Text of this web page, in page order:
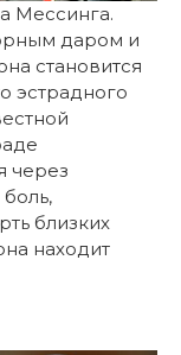
Мессинга.
даром и
становится
эстрадного
через
близких
находит